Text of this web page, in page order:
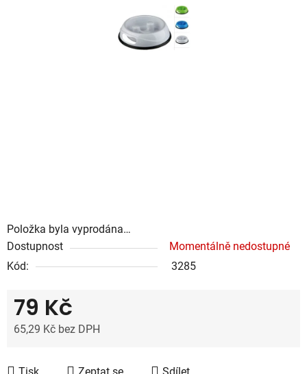
Položka byla vyprodána…
Dostupnost
Momentálně nedostupné
Kód:
3285
79 Kč
65,29 Kč bez DPH